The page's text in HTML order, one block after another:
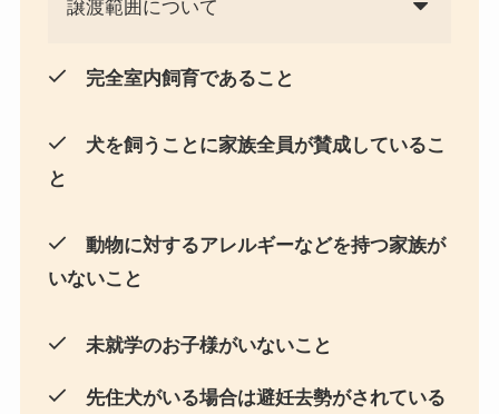
譲渡範囲について
完全室内飼育であること
犬を飼うことに家族全員が賛成しているこ
と
動物に対するアレルギーなどを持つ家族が
いないこと
未就学のお子様がいないこと
先住犬がいる場合は避妊去勢がされている